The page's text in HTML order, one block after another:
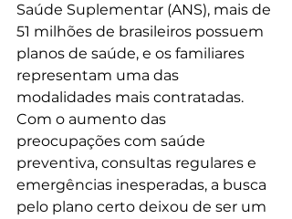
Saúde Suplementar (ANS), mais de
51 milhões de brasileiros possuem
planos de saúde, e os familiares
representam uma das
modalidades mais contratadas.
Com o aumento das
preocupações com saúde
preventiva, consultas regulares e
emergências inesperadas, a busca
pelo plano certo deixou de ser um